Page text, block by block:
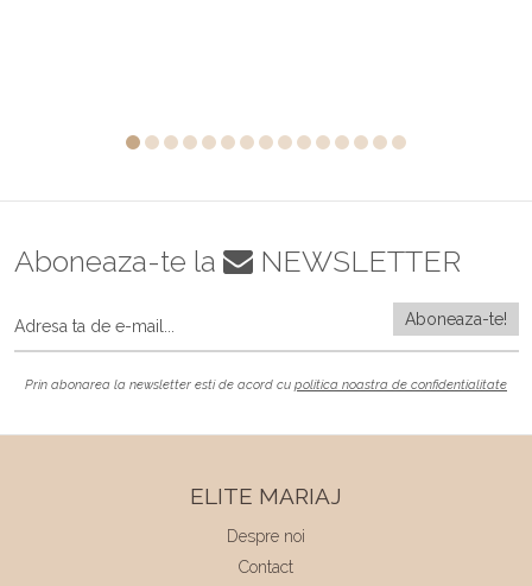
Aboneaza-te la NEWSLETTER
Prin abonarea la newsletter esti de acord cu politica noastra de confidentialitate
ELITE MARIAJ
Despre noi
Contact